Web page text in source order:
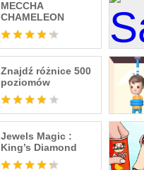
MECCHA
CHAMELEON
Znajdź różnice 500
poziomów
Jewels Magic :
King’s Diamond